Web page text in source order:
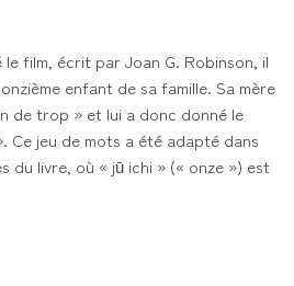
film, écrit par Joan G. Robinson, il
enfant de sa famille. Sa mère
de trop » et lui a donc donné le
Ce jeu de mots a été adapté dans
du livre, où « jū ichi » (« onze ») est